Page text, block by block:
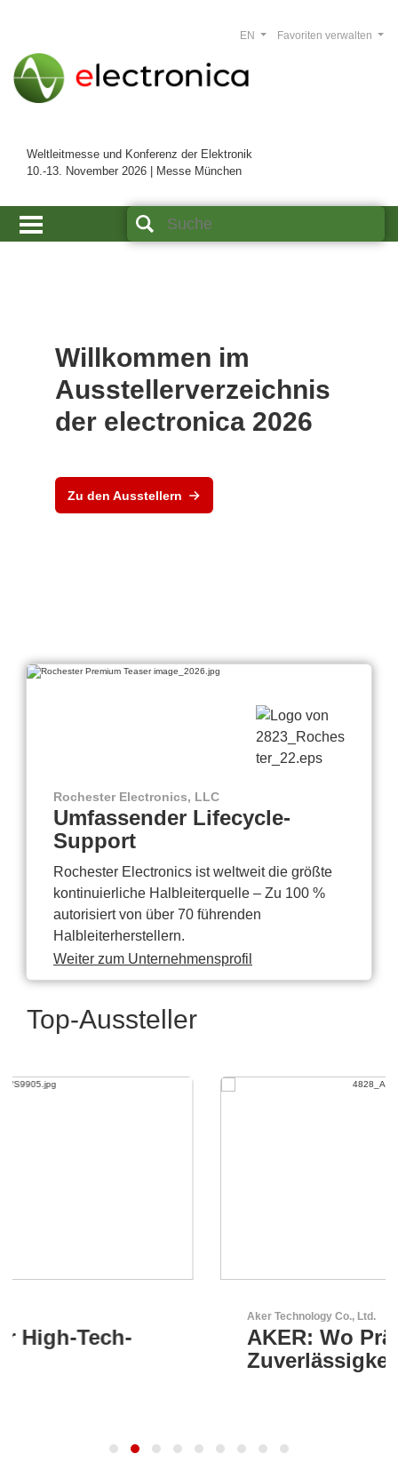
Weltleitmesse und Konferenz der Elektronik
10.-13. November 2026 | Messe München
Favoriten verwalten
EN
Willkommen im
Ausstellerverzeichnis
der electronica 2026
Zu den Ausstellern
Rochester Electronics, LLC
Umfassender Lifecycle-
Support
Rochester Electronics ist weltweit die größte
kontinuierliche Halbleiterquelle – Zu 100 %
autorisiert von über 70 führenden
Halbleiterherstellern.
Weiter zum Unternehmensprofil
Top-Aussteller
AKER: Wo Präzision auf
Zuverlässigkeit trifft